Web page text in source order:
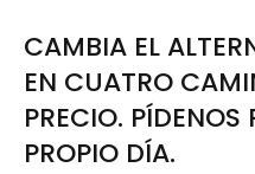
CAMBIA EL
EN CUATRO
PRECIO. PÍDENOS
PROPIO DÍA.